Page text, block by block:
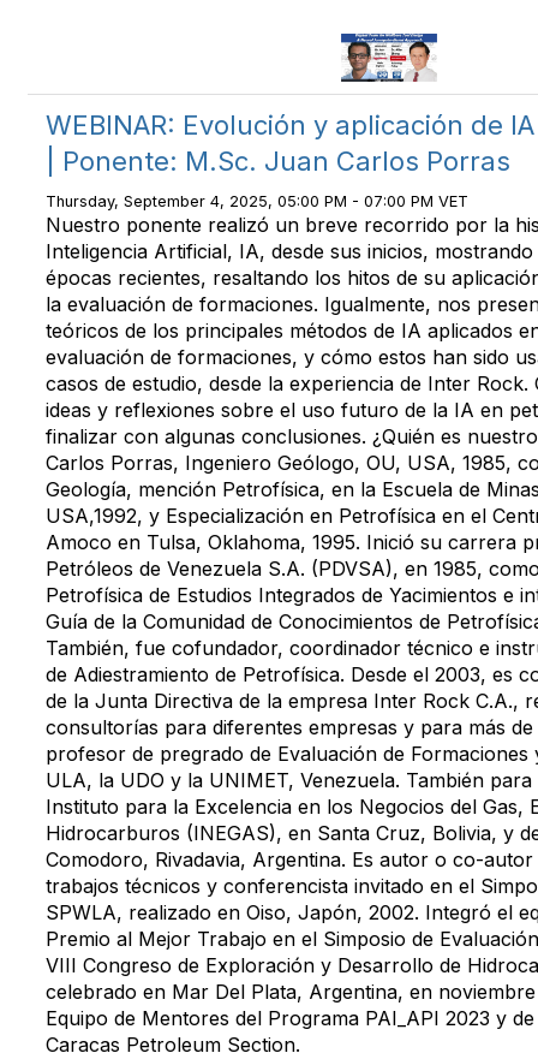
WEBINAR: Evolución y aplicación de
| Ponente: M.Sc. Juan Carlos Porras
Thursday, September 4, 2025, 05:00 PM - 07:00 PM VET
Nuestro ponente realizó un breve recorrido por la
Inteligencia Artificial, IA, desde sus inicios,
épocas recientes, resaltando los hitos de su
la evaluación de formaciones. Igualmente, nos
teóricos de los principales métodos de IA aplicados
evaluación de formaciones, y cómo estos han sido
casos de estudio, desde la experiencia de Inter
ideas y reflexiones sobre el uso futuro de la IA en
finalizar con algunas conclusiones. ¿Quién es
Carlos Porras, Ingeniero Geólogo, OU, USA, 1985,
Geología, mención Petrofísica, en la Escuela de
USA,1992, y Especialización en Petrofísica en el
Amoco en Tulsa, Oklahoma, 1995. Inició su carrera
Petróleos de Venezuela S.A. (PDVSA), en 1985,
Petrofísica de Estudios Integrados de Yacimientos e
Guía de la Comunidad de Conocimientos de
También, fue cofundador, coordinador técnico e
de Adiestramiento de Petrofísica. Desde el 2003, es
de la Junta Directiva de la empresa Inter Rock C.A.,
consultorías para diferentes empresas y para más de
profesor de pregrado de Evaluación de
ULA, la UDO y la UNIMET, Venezuela. También
Instituto para la Excelencia en los Negocios del Gas,
Hidrocarburos (INEGAS), en Santa Cruz, Bolivia, y
Comodoro, Rivadavia, Argentina. Es autor o co-autor
trabajos técnicos y conferencista invitado en el
SPWLA, realizado en Oiso, Japón, 2002. Integró el
Premio al Mejor Trabajo en el Simposio de
VIII Congreso de Exploración y Desarrollo de
celebrado en Mar Del Plata, Argentina, en noviembre
Equipo de Mentores del Programa PAI_API 2023 y
Caracas Petroleum Section.